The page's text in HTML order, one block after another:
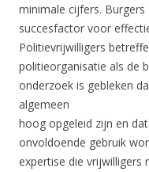
minimale cijfers.
succesfactor voor
Politievrijwilligers
politieorganisatie als de
onderzoek is gebleken
algemeen
hoog opgeleid zijn en
onvoldoende gebruik
expertise die vrijwilligers